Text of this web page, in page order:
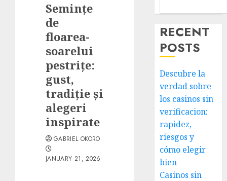
Semințe
de
floarea-
soarelui
pestrițe:
gust,
tradiție și
alegeri
inspirate
GABRIEL OKORO
JANUARY 21, 2026
RECENT
POSTS
Descubre la
verdad sobre
los casinos sin
verificacion:
rapidez,
riesgos y
cómo elegir
bien
Casinos sin